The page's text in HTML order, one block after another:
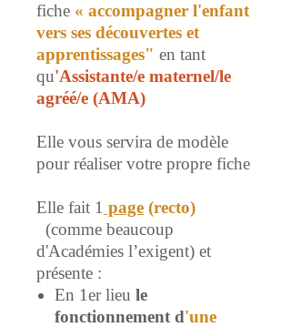
fiche « accompagner l'enfant
vers ses découvertes et
apprentissages" en tant
qu'Assistante/e maternel/le
agréé/e (AMA)
Elle vous servira de modèle
pour réaliser votre propre fiche
Elle fait 1 page (recto)
(comme beaucoup
d'Académies l’exigent) et
présente :
En 1er lieu le
fonctionnement d'une